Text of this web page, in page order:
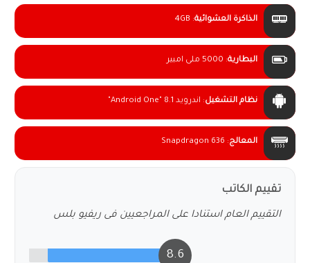
الذاكرة العشوائية:
4GB
البطارية: 5000 ملى امبير
نظام التشغيل: اندرويد 8.1 "Android One"
المعالج:
Snapdragon 636
تقييم الكاتب
التقييم العام استنادا على المراجعيين فى ريفيو بلس
8.6